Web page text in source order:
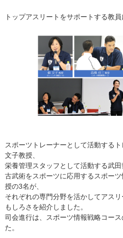
トップアスリートをサポートする教
スポーツトレーナーとして活動する
文子教授、
栄養管理スタッフとして活動する武田
古武術をスポーツに応用するスポー
授の3名が、
それぞれの専門分野を活かしてアス
もしろさを紹介しました。
司会進行は、スポーツ情報戦略コー
た。